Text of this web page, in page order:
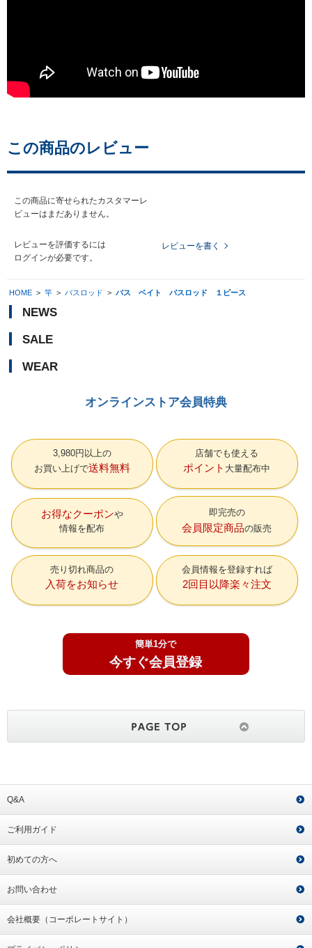
この商品のレビュー
この商品に寄せられたカスタマーレ
ビューはまだありません。
レビューを評価するには
ログインが必要です。
レビューを書く
HOME > 竿 > バスロッド > バス ベイト バスロッド １ピース
NEWS
SALE
WEAR
オンラインストア会員特典
3,980円以上の
お買い上げで送料無料
店舗でも使える
ポイント 大量配布中
お得なクーポン
情報を配布
即完売の
会員限定商品の販売
売り切れ商品の
入荷をお知らせ
会員情報を登録すれば
2回目以降楽々注文
簡単1分で
今すぐ会員登録
Q&A
ご利用ガイド
初めての方へ
お問い合わせ
会社概要（コーポレートサイト）